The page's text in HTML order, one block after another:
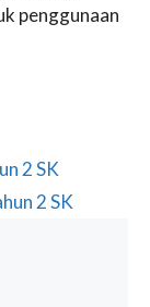
penggunaan
2 SK
2 SK